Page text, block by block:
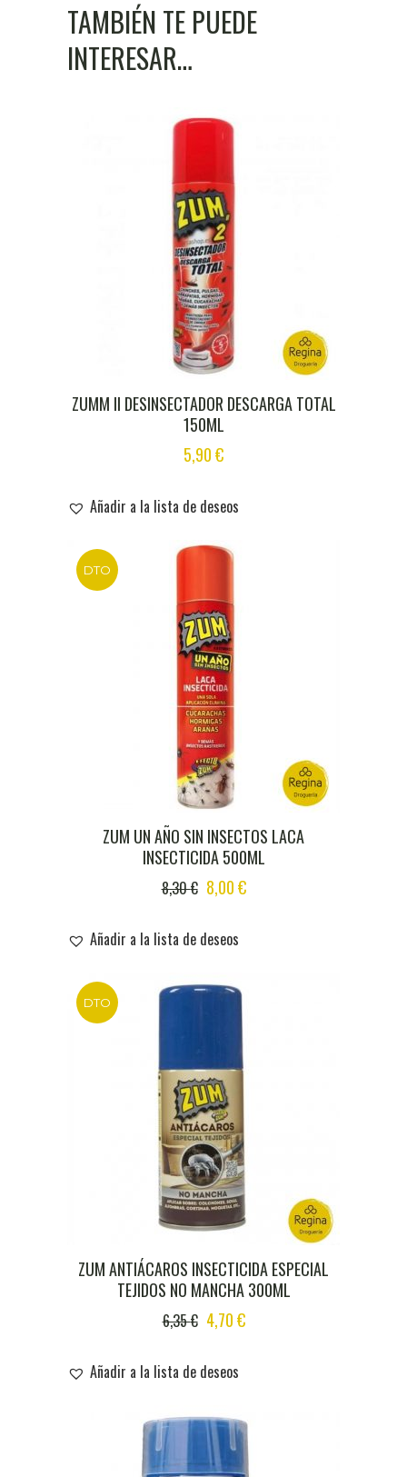
TAMBIÉN TE PUEDE
INTERESAR…
ZUMM II DESINSECTADOR DESCARGA TOTAL
150ML
5,90€
Añadir a la lista de deseos
DTO
ZUM UN AÑO SIN INSECTOS LACA
INSECTICIDA 500ML
8,30€ ORIGINAL
WAS:
8,30 €.
8,00€CURRENT
Añadir a la lista de deseos
DTO
ZUM ANTIÁCAROS INSECTICIDA ESPECIAL
TEJIDOS NO MANCHA 300ML
6,35€ ORIGINAL
WAS:
6,35 €.
4,70€CURRENT
Añadir a la lista de deseos